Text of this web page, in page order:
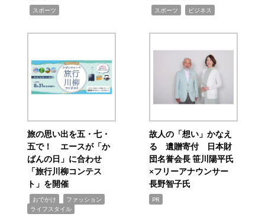
スポーツ スポーツ ビジネス
旅の思い出を五・七・
五で！ エースが「か
ばんの日」に合わせ
「旅行川柳コンテス
ト」を開催
おでかけ ファッション
ライフスタイル
故人の「想い」かなえ
る 遺贈寄付 日本財
団名誉会長 笹川陽平氏
×フリーアナウンサー
長野智子氏
PR